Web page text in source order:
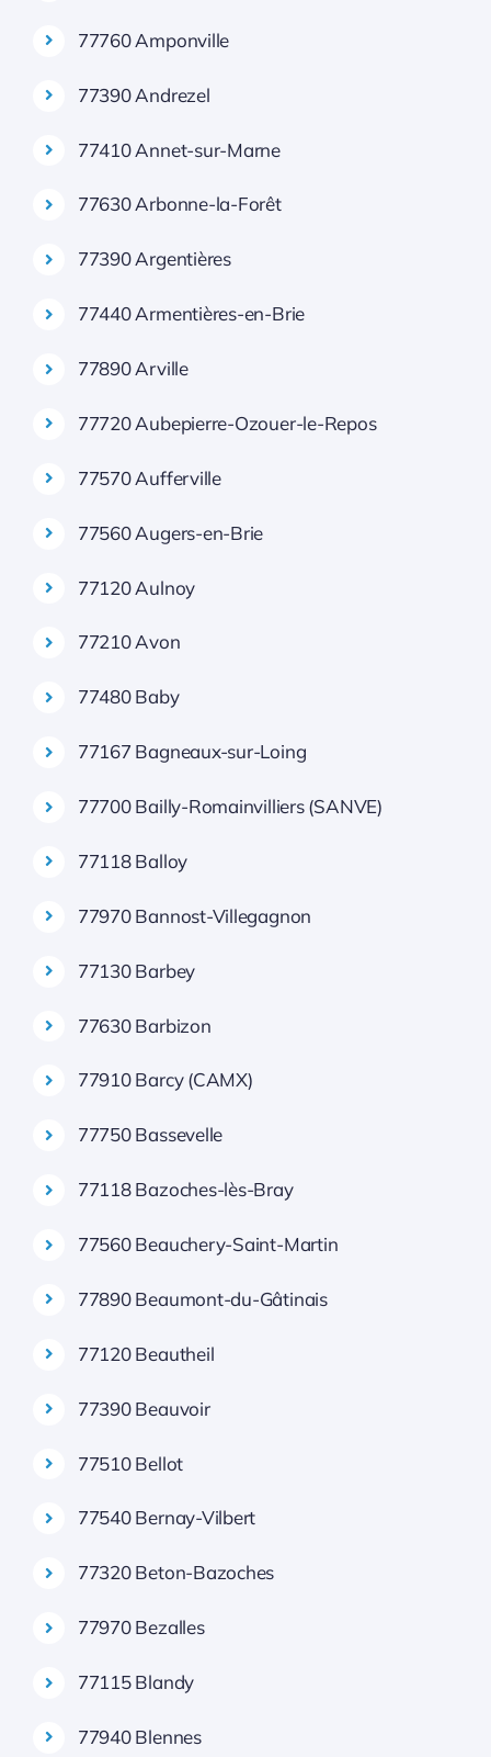
77760 Amponville
77390 Andrezel
77410 Annet-sur-Marne
77630 Arbonne-la-Forêt
77390 Argentières
77440 Armentières-en-Brie
77890 Arville
77720 Aubepierre-Ozouer-le-Repos
77570 Aufferville
77560 Augers-en-Brie
77120 Aulnoy
77210 Avon
77480 Baby
77167 Bagneaux-sur-Loing
77700 Bailly-Romainvilliers (SANVE)
77118 Balloy
77970 Bannost-Villegagnon
77130 Barbey
77630 Barbizon
77910 Barcy (CAMX)
77750 Bassevelle
77118 Bazoches-lès-Bray
77560 Beauchery-Saint-Martin
77890 Beaumont-du-Gâtinais
77120 Beautheil
77390 Beauvoir
77510 Bellot
77540 Bernay-Vilbert
77320 Beton-Bazoches
77970 Bezalles
77115 Blandy
77940 Blennes